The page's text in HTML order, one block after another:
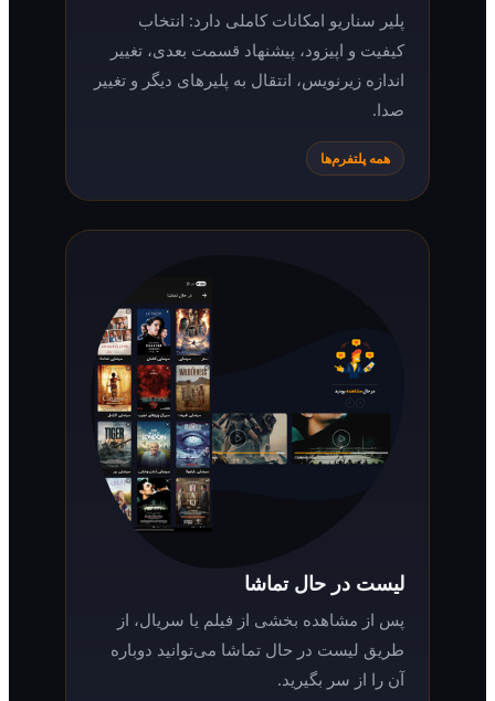
پلیر سناریو امکانات کاملی دارد: انتخاب
کیفیت و اپیزود، پیشنهاد قسمت بعدی، تغییر
اندازه زیرنویس، انتقال به پلیرهای دیگر و تغییر
همه پلتفرم‌ها
لیست در حال تماشا
پس از مشاهده بخشی از فیلم یا سریال، از
طریق لیست در حال تماشا می‌توانید دوباره
آن را از سر بگیرید.